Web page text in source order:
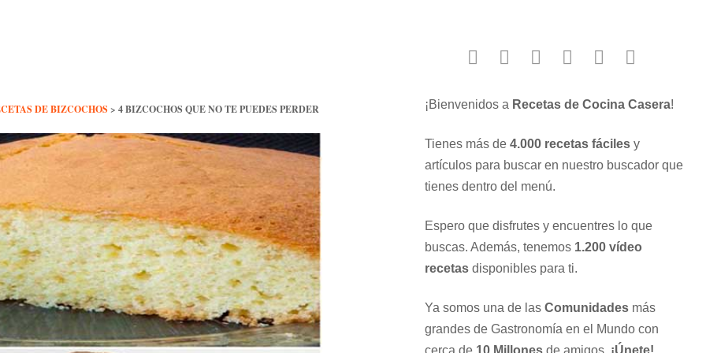
DE BIZCOCHOS > 4 BIZCOCHOS QUE NO TE PUEDES PERDER ¡Bienvenidos a Recetas de Cocina Casera!
Tienes más de 4.000 recetas fácilesy
artículos para buscar en nuestro buscador que
tienes dentro del menú.
Espero que disfrutes y encuentres lo que
buscas. Además, tenemos 1.200 vídeo
recetasdisponibles para ti.
Ya somos una de las Comunidadesmás
grandes de Gastronomía en el Mundo con
cerca de 10 Millonesde amigos. ¡Únete!